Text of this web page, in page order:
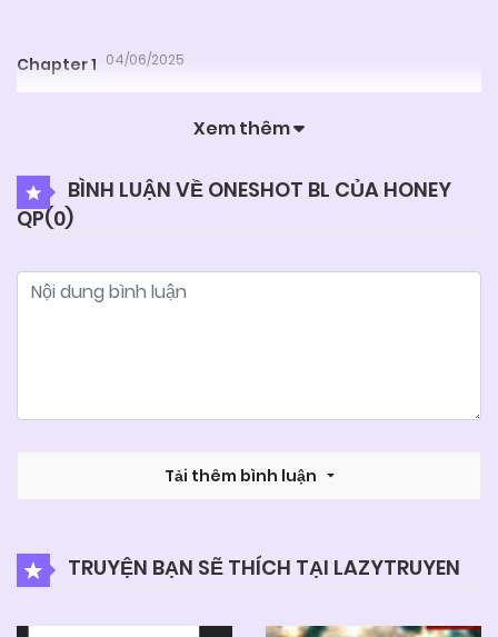
Chapter 1 04/06/2025
Xem thêm
BÌNH LUẬN VỀ ONESHOT BL CỦA HONEY
QP(0)
Tải thêm bình luận
TRUYỆN BẠN SẼ THÍCH TẠI LAZYTRUYEN